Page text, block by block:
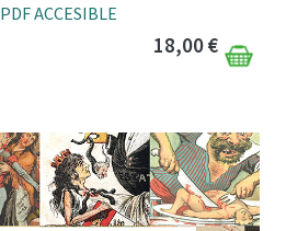
PDF ACCESIBLE
18,00 €